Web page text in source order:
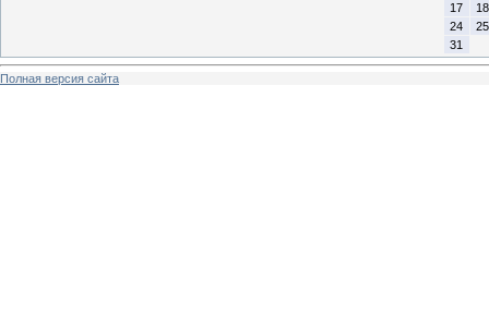
17
18
24
25
31
Полная версия сайта